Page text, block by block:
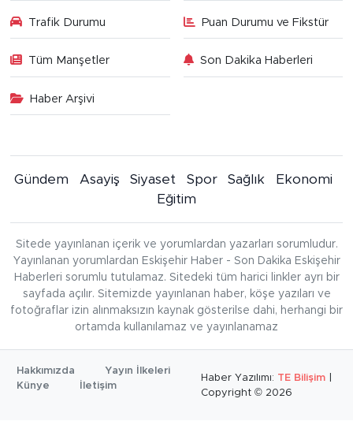
Trafik Durumu Puan Durumu ve Fikstür
Tüm Manşetler Son Dakika Haberleri
Haber Arşivi
Gündem Asayiş Siyaset Spor Sağlık
Ekonomi
Eğitim
Sitede yayınlanan içerik ve yorumlardan yazarları sorumludur.
Yayınlanan yorumlardan Eskişehir Haber - Son Dakika Eskişehir
Haberleri sorumlu tutulamaz. Sitedeki tüm harici linkler ayrı bir
sayfada açılır. Sitemizde yayınlanan haber, köşe yazıları ve
fotoğraflar izin alınmaksızın kaynak gösterilse dahi, herhangi bir
ortamda kullanılamaz ve yayınlanamaz
Hakkımızda
Yayın İlkeleri
Künye
İletişim
Haber Yazılımı: TE Bilişim
Copyright © 2026